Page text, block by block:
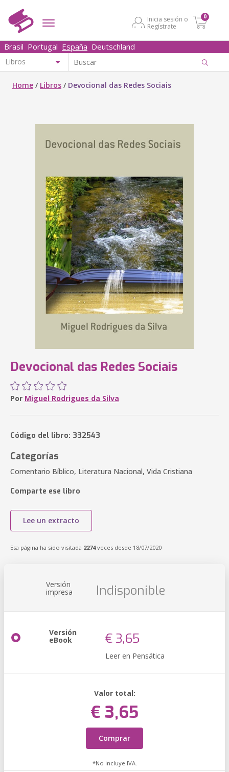
Inicia sesión o
Regístrate
0
Brasil Portugal España Deutschland
Home / Libros / Devocional das Redes Sociais
Devocional das Redes Sociais
Por Miguel Rodrigues da Silva
Código del libro: 332543
Categorías
Comentario Bíblico, Literatura Nacional, Vida Cristiana
Comparte ese libro
Lee un extracto
Esa página ha sido visitada 2274veces desde 18/07/2020
Versión
impresa Indisponible
Versión
eBook € 3,65
Leer en Pensática
Valor total:
€ 3,65
Comprar
*No incluye IVA.